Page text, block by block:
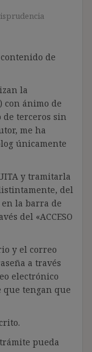
de
la
con ánimo de
terceros sin
me ha
únicamente
y tramitarla
del
en la barra de
del «ACCESO
y el correo
a través
electrónico
que tengan que
pueda